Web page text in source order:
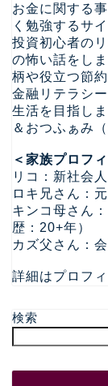
お金に関する
く勉強するサ
投資初心者の
の怖い話をし
柄や役立つ節
金融リテラシ
生活を目指し
＆おつふぁみ
＜家族プロフ
リコ：新社会
ロキ兄さん：
キンコ母さん
歴：20+年）
カズ父さん：
詳細はプロフ
検索